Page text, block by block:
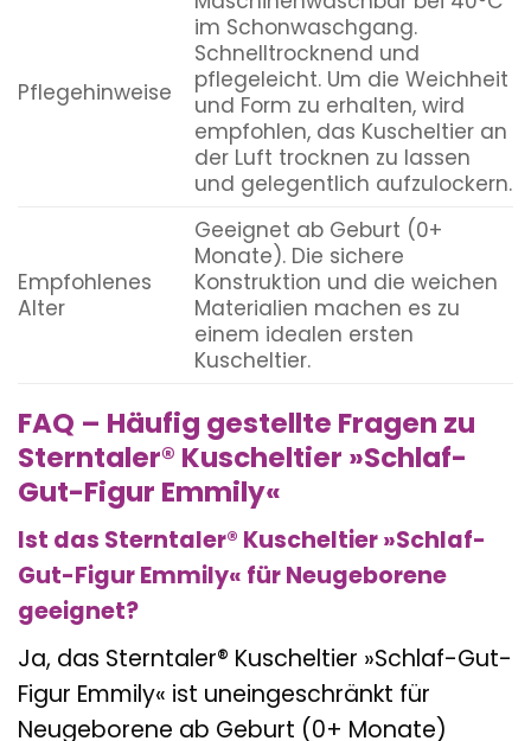
Pflegehinweise
im Schonwaschgang.
Schnelltrocknend und
pflegeleicht. Um die Weichheit
und Form zu erhalten, wird
empfohlen, das Kuscheltier an
der Luft trocknen zu lassen
und gelegentlich aufzulockern.
Empfohlenes
Alter
Geeignet ab Geburt (0+
Monate). Die sichere
Konstruktion und die weichen
Materialien machen es zu
einem idealen ersten
Kuscheltier.
FAQ – Häufig gestellte Fragen zu
Sterntaler® Kuscheltier »Schlaf-
Gut-Figur Emmily«
Ist das Sterntaler® Kuscheltier »Schlaf-
Gut-Figur Emmily« für Neugeborene
geeignet?
Ja, das Sterntaler® Kuscheltier »Schlaf-Gut-
Figur Emmily« ist uneingeschränkt für
Neugeborene ab Geburt (0+ Monate)